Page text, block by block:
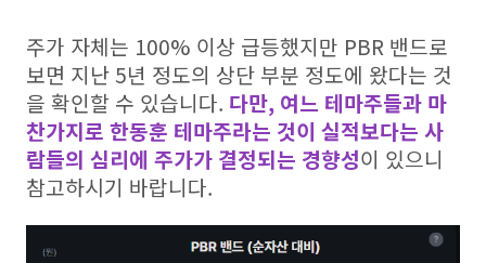
주가 자체는 100% 이상 급등했지만 PBR 밴드로
보면 지난 5년 정도의 상단 부분 정도에 왔다는 것
을 확인할 수 있습니다. 다만, 여느 테마주들과 마
찬가지로 한동훈 테마주라는 것이 실적보다는 사
람들의 심리에 주가가 결정되는 경향성이 있으니
참고하시기 바랍니다.